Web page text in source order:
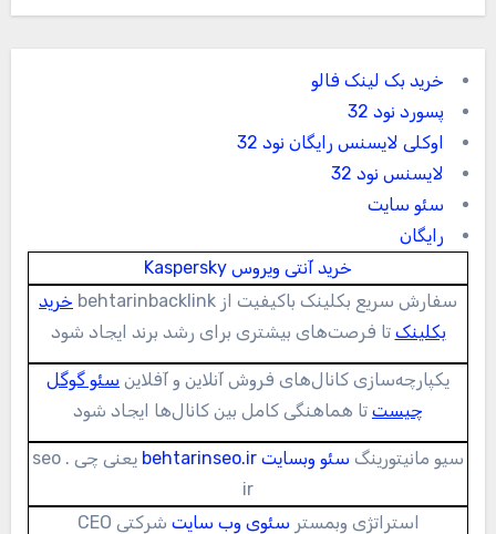
خرید بک لینک فالو
پسورد نود 32
اوکلی لایسنس رایگان نود 32
لایسنس نود 32
سئو سایت
رایگان
خرید آنتی ویروس Kaspersky
سفارش سریع بکلینک باکیفیت از behtarinbacklink
خرید
بکلینک تا فرصت‌های بیشتری برای رشد برند ایجاد شود
یکپارچه‌سازی کانال‌های فروش آنلاین و آفلاین سئو گوگل
چیست تا هماهنگی کامل بین کانال‌ها ایجاد شود
سیو مانیتورینگ سئو وبسایت behtarinseo.ir
یعنی چی seo .
ir
استراتژی وبمستر سئوی وب سایت شرکتی CEO